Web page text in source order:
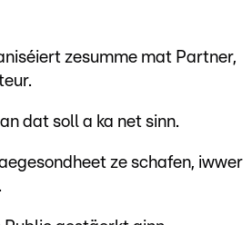
zesumme mat Partner,
dat soll a ka net sinn.
ze schafen, iwwer